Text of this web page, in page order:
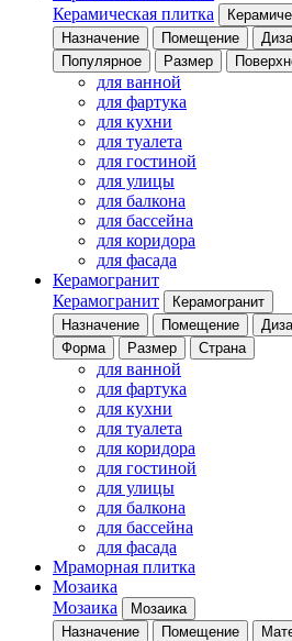
Керамическая плитка
Назначение
Помещение
Популярное
Размер
для ванной
для фартука
для кухни
для туалета
для гостиной
для улицы
для балкона
для бассейна
для коридора
для фасада
Керамогранит
Керамогранит
Керамогранит
Назначение
Помещение
Форма
Размер Страна
для ванной
для фартука
для кухни
для туалета
для коридора
для гостиной
для улицы
для балкона
для бассейна
для фасада
Мраморная плитка
Мозаика
Мозаика
Мозаика
Назначение
Помещение